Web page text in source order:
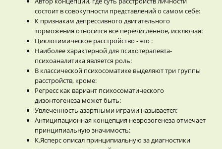
состоит в совокупности представлений о самом себе:
К признакам депрессивного двигательного
торможения относится все перечисленное, исключая:
Циклотимическое расстройство - это :
Наиболее характерной для психотерапевта-
психоаналитика является роль:
В классической психосоматике выделяют три группы
расстройств, кроме:
Регресс как вариант психосоматического
дизонтогенеза может быть:
Увлеченность азартными играми называется:
Антиципационная концепция неврозогенеза отмечает
принципиальную значимость:
К.Ясперс описал принципиальную за диагностики